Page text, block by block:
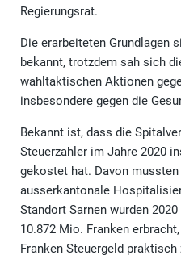
Regierungsrat.
Die erarbeiteten Grundlagen
bekannt, trotzdem sah sich
wahltaktischen Aktionen
insbesondere gegen die
Bekannt ist, dass die
Steuerzahler im Jahre 2020
gekostet hat. Davon
ausserkantonale
Standort Sarnen wurden
10.872 Mio. Franken
Franken Steuergeld